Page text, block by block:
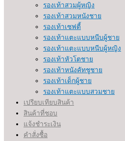
รองเท้าสวมผู้หญิง
รองเท้าสวมหนังชาย
รองเท้าเซฟตี้
รองเท้าแตะแบบหนีบผู้ชาย
รองเท้าแตะแบบหนีบผู้หญิง
รองเท้าหัวโตชาย
รองเท้าหนังคัทชูชาย
รองเท้าเด็กผู้ชาย
รองเท้าแตะแบบสวมชาย
เปรียบเทียบสินค้า
สินค้าที่ชอบ
แจ้งชำระเงิน
คำสั่งซื้อ